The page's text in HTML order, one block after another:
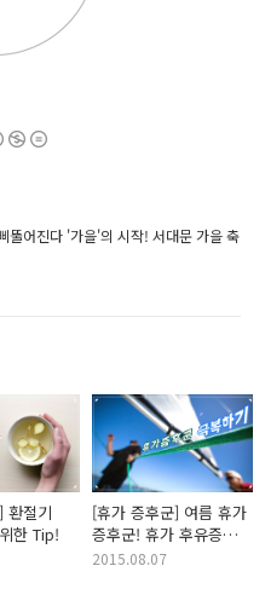
뚤어진다 '가을'의 시작! 서대문 가을 축
환절기
한 Tip!
[휴가 증후군] 여름 휴가
증후군! 휴가 후유증
극복방법!
2015.08.07